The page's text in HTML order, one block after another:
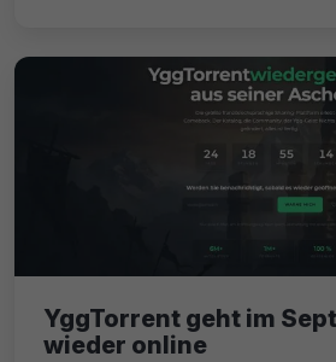
YggTorrent geht im
wieder online